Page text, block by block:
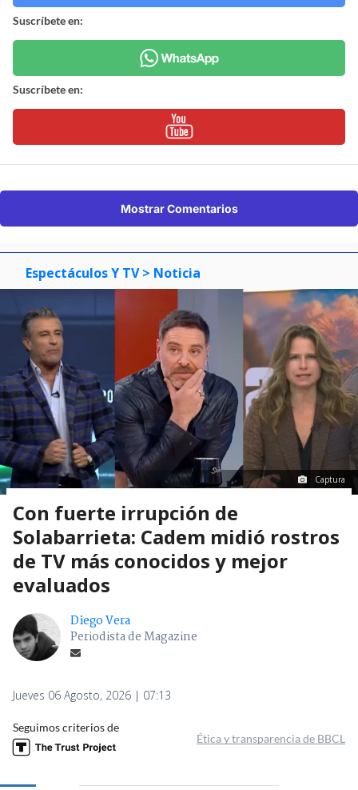
Suscríbete en:
Suscríbete en:
Mostrar Comentarios
Espectáculos Y TV > Noticia
Captura
Con fuerte irrupción de
Solabarrieta: Cadem midió rostros
de TV más conocidos y mejor
evaluados
Diego Vera
Periodista de Magazine
Jueves 06 Agosto, 2026 | 07:13
Seguimos criterios de
Ética y transparencia de BBCL